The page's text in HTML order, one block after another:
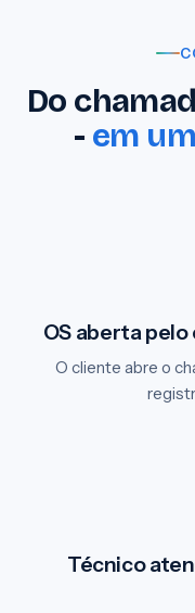
Do
- em
OS aberta
O cliente abre o
Técnico